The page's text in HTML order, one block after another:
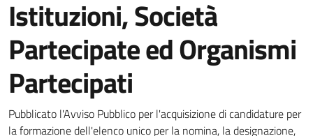
Istituzioni, Società
Partecipate ed Organismi
Partecipati
Dettagli della notizia
Pubblicato l'Avviso Pubblico per l'acquisizione di candidature per
la formazione dell'elenco unico per la nomina, la designazione,